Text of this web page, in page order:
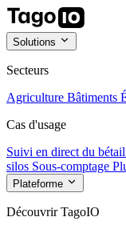
Solutions
Secteurs
Agriculture Bâtiments
Cas d'usage
Suivi en direct du bétail
silos Sous-comptage
Plateforme
Découvrir TagoIO